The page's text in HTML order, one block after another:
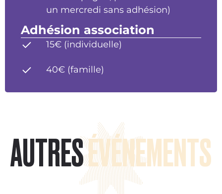
un mercredi sans adhésion)
Adhésion association
15€ (individuelle)
40€ (famille)
AUTRESÉVÉNEMENTS